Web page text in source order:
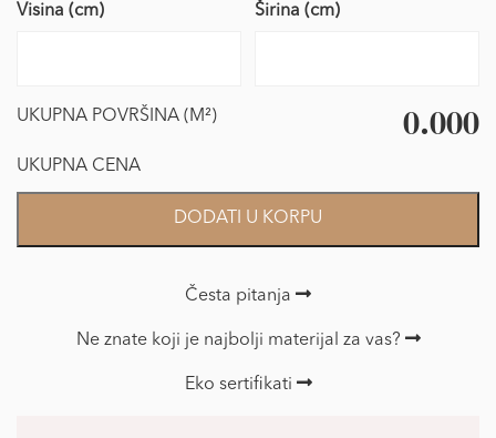
Visina (cm) Širina (cm)
UKUPNA POVRŠINA (M²) 0.000
UKUPNA CENA
Foto
Novogodišnja
DODATI U KORPU
Česta pitanja
Ne znate koji je najbolji materijal za vas?
Eko sertifikati